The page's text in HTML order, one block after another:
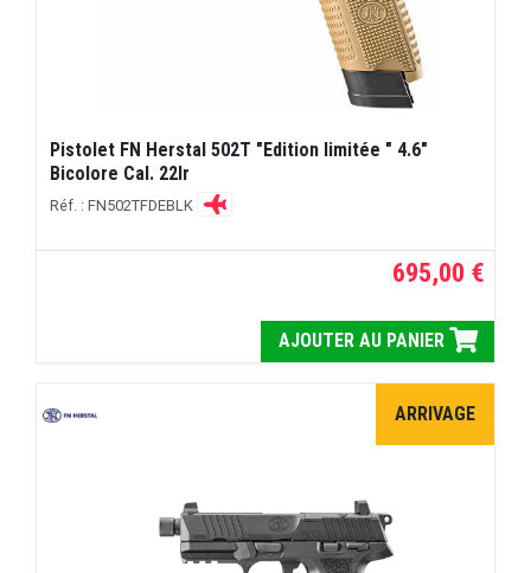
Pistolet FN Herstal 502T "Edition limitée " 4.6"
Bicolore Cal. 22lr
Réf. : FN502TFDEBLK
695,00 €
AJOUTER AU PANIER
ARRIVAGE